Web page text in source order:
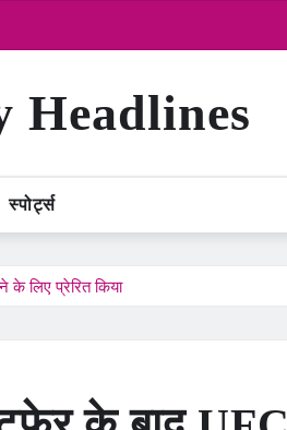
Headlines
स्पोर्ट्स
लिए प्रेरित किया